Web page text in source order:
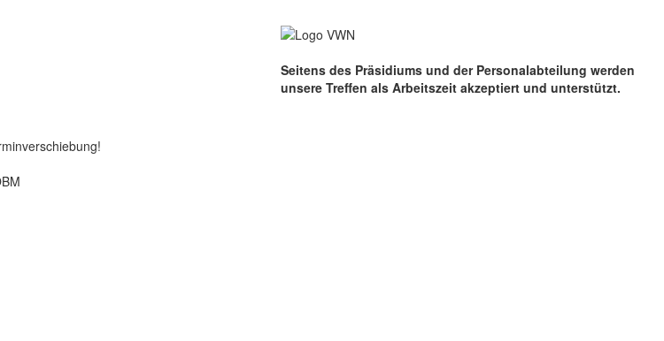
Seitens des Präsidiums und der Personalabteilung werden
unsere Treffen als Arbeitszeit akzeptiert und unterstützt.